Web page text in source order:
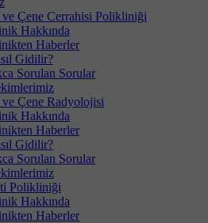
ve Çene Cerrahisi Polikliniği
Hakkında
Haberler
Gidilir?
Sorulan Sorular
ve Çene Radyolojisi
Hakkında
Haberler
Gidilir?
Sorulan Sorular
Polikliniği
Hakkında
Haberler